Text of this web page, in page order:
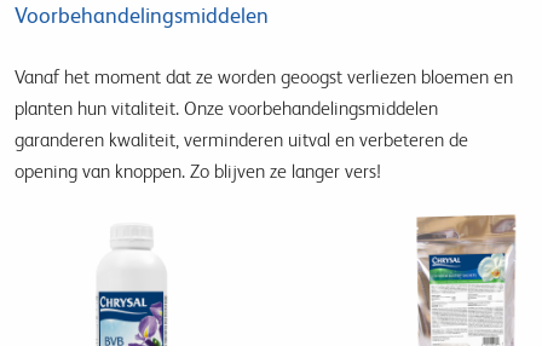
Voorbehandelingsmiddelen
Vanaf het moment dat ze worden geoogst verliezen bloemen en
planten hun vitaliteit. Onze voorbehandelingsmiddelen
garanderen kwaliteit, verminderen uitval en verbeteren de
opening van knoppen. Zo blijven ze langer vers!